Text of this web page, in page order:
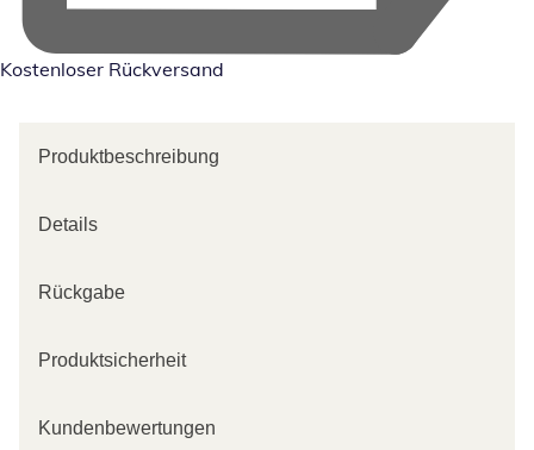
Kostenloser Rückversand
Produktbeschreibung
Details
Rückgabe
Produktsicherheit
Kundenbewertungen